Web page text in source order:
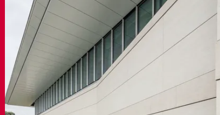
MATCH APP
RECHERCHE
ESPACE RÉSERVÉ